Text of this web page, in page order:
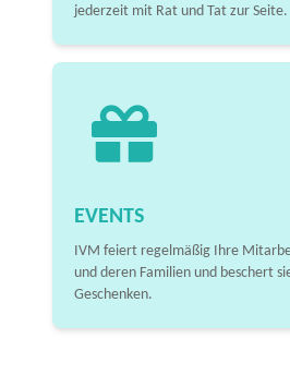
jederzeit mit Rat und Tat zur Seite.
EVENTS
IVM feiert regelmäßig Ihre
und deren Familien und beschert
Geschenken.